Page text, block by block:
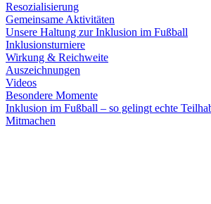
Resozialisierung
Gemeinsame Aktivitäten
Unsere Haltung zur Inklusion im Fußball
Inklusionsturniere
Wirkung & Reichweite
Auszeichnungen
Videos
Besondere Momente
Inklusion im Fußball – so gelingt echte
Mitmachen